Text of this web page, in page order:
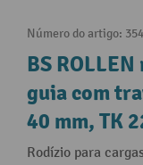
Número do artigo:
BS
guia com
40 mm, TK
Rodízio para